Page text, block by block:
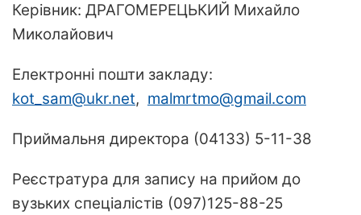
Керівник: ДРАГОМЕРЕЦЬКИЙ Михайло
Миколайович
Електронні пошти закладу:
kot_sam@ukr.net, malmrtmo@gmail.com
Приймальня директора (04133) 5-11-38
Реєстратура для запису на прийом до
вузьких спеціалістів (097)125-88-25